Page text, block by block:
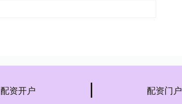
配资开户 配资门户